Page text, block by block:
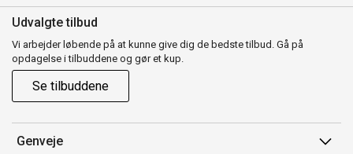
Udvalgte tilbud
Vi arbejder løbende på at kunne give dig de bedste tilbud. Gå på
opdagelse i tilbuddene og gør et kup.
Se tilbuddene
Genveje